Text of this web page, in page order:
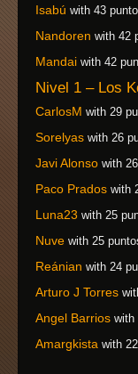
Isabú with 43
Nandoren with 42
Mandai with 42
Nivel 1 – Los
CarlosM with 29
Sorelyas with 26
Javi Alonso with
Paco Prados with
Luna23 with 25
Nuve with 25
Reánian with 24
Arturo J Torres
Angel Barrios with
Amargkista with